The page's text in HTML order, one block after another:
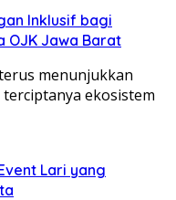
Inklusif bagi
OJK Jawa Barat
menunjukkan
ekosistem
Lari yang